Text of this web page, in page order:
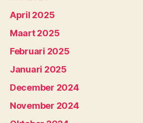
April 2025
Maart 2025
Februari 2025
Januari 2025
December 2024
November 2024